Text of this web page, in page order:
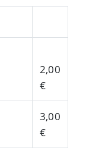
2,00
€
3,00
€